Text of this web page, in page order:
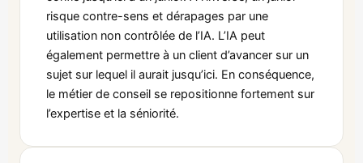
risque contre-sens et dérapages par une
utilisation non contrôlée de l’IA. L’IA peut
également permettre à un client d’avancer sur un
sujet sur lequel il aurait jusqu’ici. En conséquence,
le métier de conseil se repositionne fortement sur
l’expertise et la séniorité.